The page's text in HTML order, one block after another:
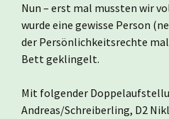
Nun – erst mal mussten wir
wurde eine gewisse Person
der Persönlichkeitsrechte mal
Bett geklingelt.
Mit folgender
Andreas/Schreiberling, D2